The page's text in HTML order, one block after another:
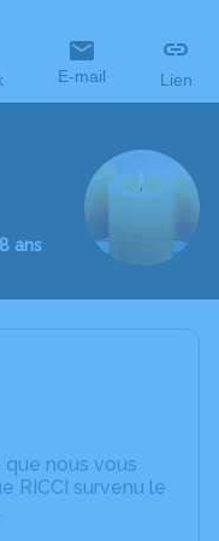
E-mail Lien
ans
que nous vous
RICCI survenu le